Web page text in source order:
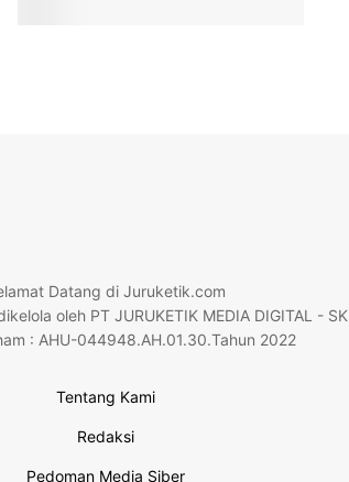
Datang di Juruketik.com
oleh PT JURUKETIK MEDIA DIGITAL - SK
: AHU-044948.AH.01.30.Tahun 2022
Tentang Kami
Redaksi
Pedoman Media Siber